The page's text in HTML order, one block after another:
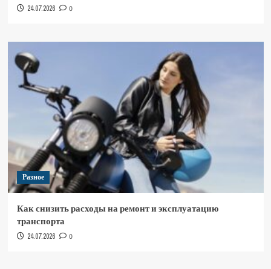
24.07.2026 0
Разное
Как снизить расходы на ремонт и эксплуатацию
транспорта
24.07.2026 0